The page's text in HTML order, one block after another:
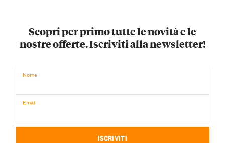
Scopri per primo tutte le novità e le
nostre offerte. Iscriviti alla newsletter!
Nome
Email